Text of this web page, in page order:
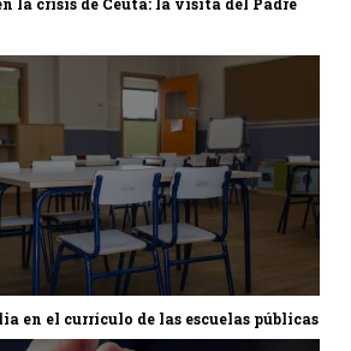
en el currículo de las escuelas públicas